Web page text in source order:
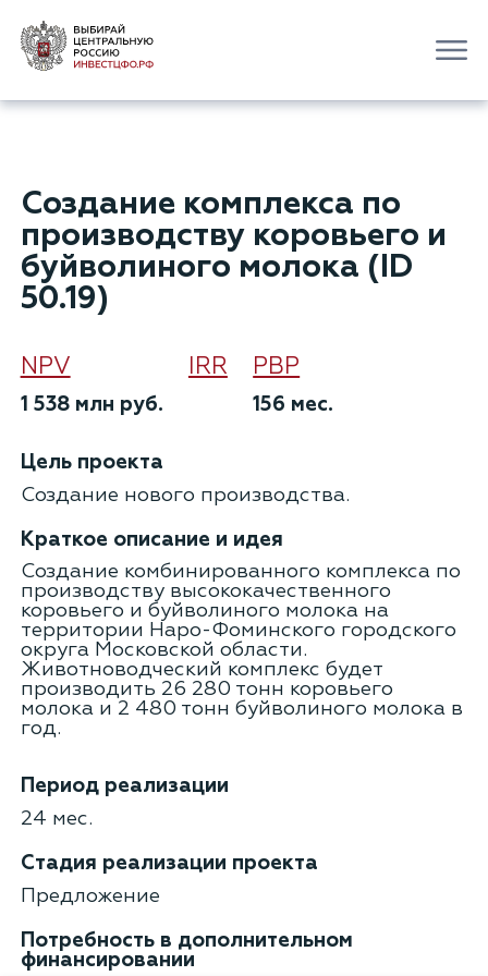
Создание комплекса по
производству коровьего и
буйволиного молока (ID
50.19)
NPV IRR РВР
1 538 млн руб. 156 мес.
Цель проекта
Создание нового производства.
Краткое описание и идея
Создание комбинированного комплекса по
производству высококачественного
коровьего и буйволиного молока на
территории Наро-Фоминского городского
округа Московской области.
Животноводческий комплекс будет
производить 26 280 тонн коровьего
молока и 2 480 тонн буйволиного молока в
год.
Период реализации
24 мес.
Стадия реализации проекта
Предложение
Потребность в дополнительном
финансировании